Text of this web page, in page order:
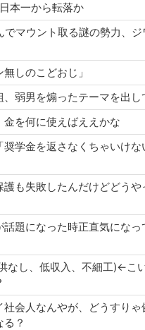
本一から転落か
でマウント取る謎の勢力、ジ
しのこどおじ」
弱男を煽ったテーマを出し
を何に使えばええかな
学金を返さなくちゃいけな
も失敗したんだけどどう
題になった時正直気にな
なし、低収入、不細工)←こ
社会人なんやが、どうすりゃ
？